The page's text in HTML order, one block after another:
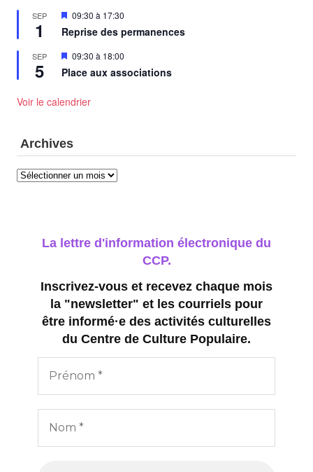
SEP
1
Mis
avant
09:30 à 17:30
Reprise des permanences
SEP
5
Mis
avant
09:30 à 18:00
Place aux associations
Voir le calendrier
Archives
Archives
La lettre d'information électronique du
CCP.
Inscrivez-vous et recevez chaque mois
la "newsletter" et les courriels pour
être informé·e des activités culturelles
du Centre de Culture Populaire.